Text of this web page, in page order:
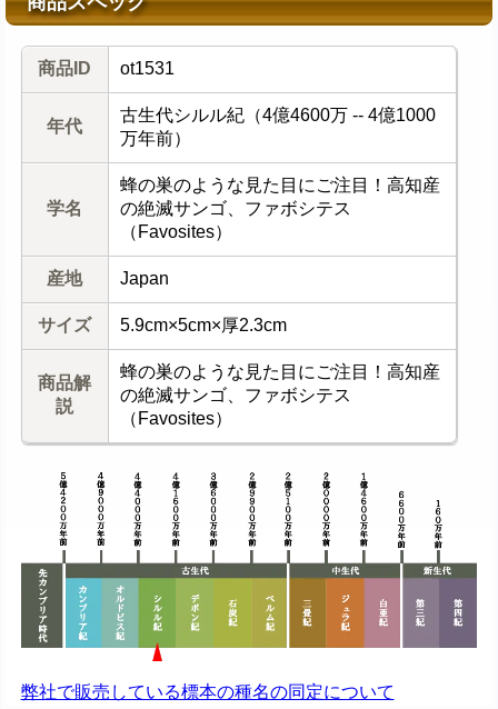
商品ID ot1531
年代
古生代シルル紀（4億4600万 -- 4億1000
万年前）
学名
蜂の巣のような見た目にご注目！高知産
の絶滅サンゴ、ファボシテス
（Favosites）
産地 Japan
サイズ 5.9cm×5cm×厚2.3cm
商品解
説
蜂の巣のような見た目にご注目！高知産
の絶滅サンゴ、ファボシテス
（Favosites）
弊社で販売している標本の種名の同定について